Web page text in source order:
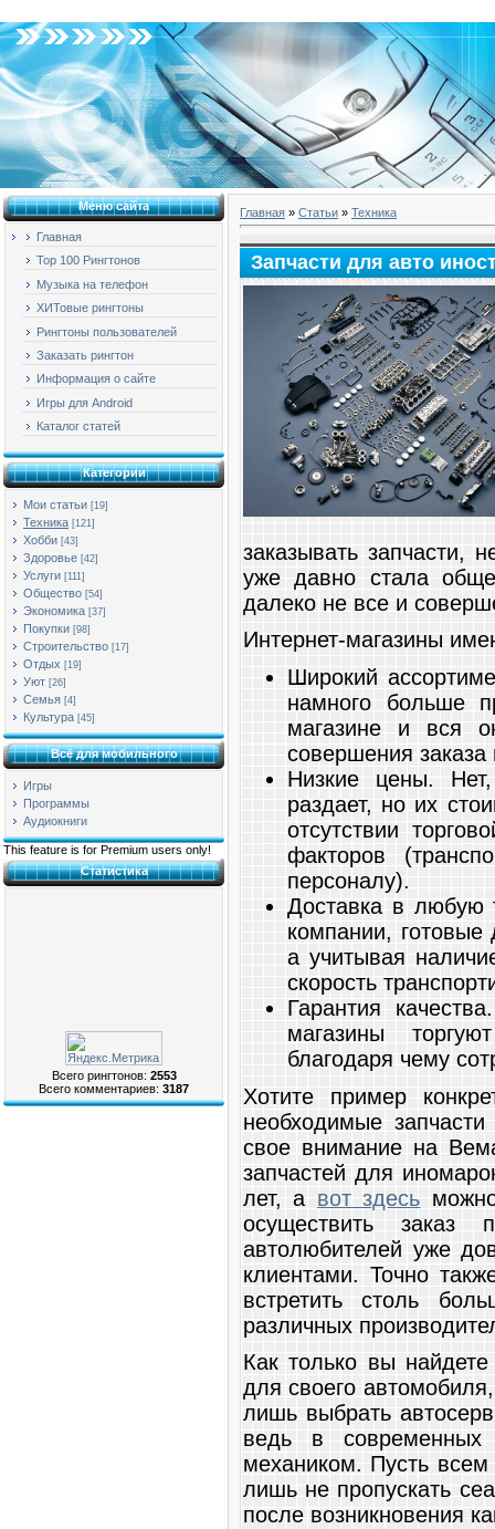
Меню сайта
Главная
Top 100 Рингтонов
Музыка на телефон
ХИТовые рингтоны
Рингтоны пользователей
Заказать рингтон
Информация о сайте
Игры для Android
Каталог статей
Категории
Мои статьи [19]
Техника [121]
Хобби [43]
Здоровье [42]
Услуги [111]
Общество [54]
Экономика [37]
Покупки [98]
Строительство [17]
Отдых [19]
Уют [26]
Семья [4]
Культура [45]
Всё для мобильного
Игры
Программы
Аудиокниги
This feature is for Premium users only!
Статистика
Всего рингтонов: 2553
Всего комментариев: 3187
Главная » Статьи » Техника
Запчасти для авто
заказывать запчасти,
уже давно стала
далеко не все и
Интернет-магазины
Широкий
намного больше
магазине и вся
совершения
Низкие цены.
раздает, но их
отсутствии
факторов
персоналу).
Доставка в любую
компании, готовые
а учитывая
скорость
Гарантия
магазины
благодаря чему
Хотите пример
необходимые
свое внимание на
запчастей для
лет, а вот здесь
осуществить заказ
автолюбителей уже
клиентами. Точно
встретить столь
различных
Как только вы
для своего
лишь выбрать
ведь в
механиком. Пусть
лишь не пропускать
после возникновения